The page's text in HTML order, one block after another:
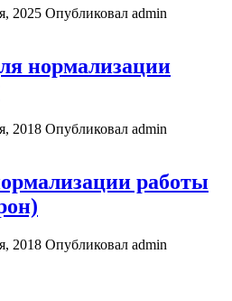
2025 Опубликовал admin
нормализации
2018 Опубликовал admin
работы
2018 Опубликовал admin